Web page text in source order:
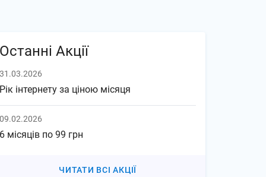
Останні Акції
31.03.2026
Рік інтернету за ціною місяця
09.02.2026
6 місяців по 99 грн
ЧИТАТИ ВСІ АКЦІЇ